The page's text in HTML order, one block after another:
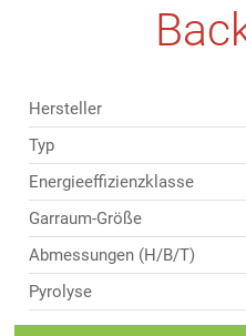
Hersteller
Typ
Energieeffizienzklasse
Garraum-Größe
Abmessungen (H/B/T)
Pyrolyse